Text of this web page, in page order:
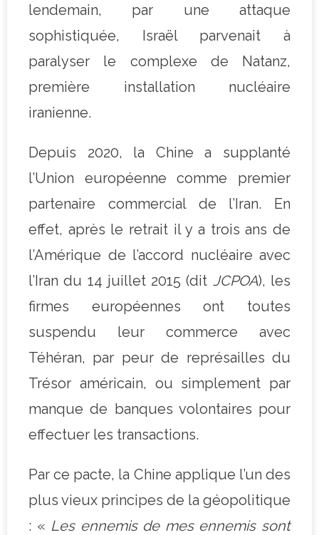
lendemain, par une attaque
sophistiquée, Israël parvenait à
paralyser le complexe de Natanz,
première installation nucléaire
iranienne.
Depuis 2020, la Chine a supplanté
l’Union européenne comme premier
partenaire commercial de l’Iran. En
effet, après le retrait il y a trois ans de
l’Amérique de l’accord nucléaire avec
l’Iran du 14 juillet 2015 (dit JCPOA), les
firmes européennes ont toutes
suspendu leur commerce avec
Téhéran, par peur de représailles du
Trésor américain, ou simplement par
manque de banques volontaires pour
effectuer les transactions.
Par ce pacte, la Chine applique l’un des
plus vieux principes de la géopolitique
: « Les ennemis de mes ennemis sont